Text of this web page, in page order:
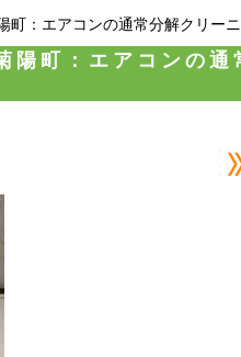
町：エアコンの通常分解クリー
陽町：エアコンの